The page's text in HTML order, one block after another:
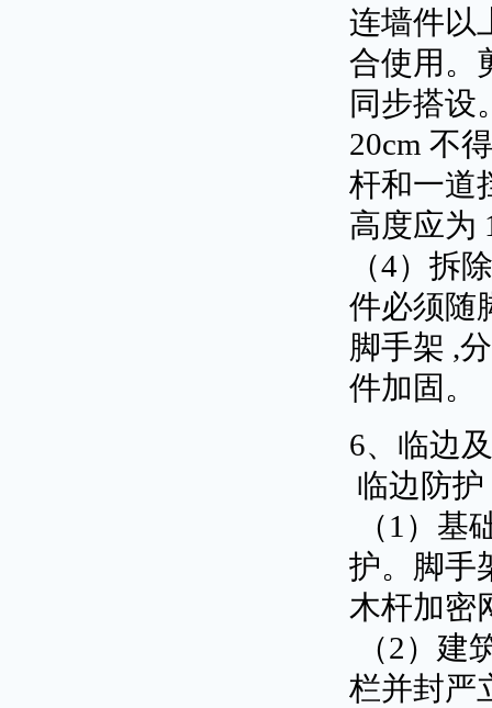
连墙件以
合使用。
同步搭设
20cm 不
杆和一道
高度应为
（4）拆
件必须随
脚手架 ,
件加固。
6、临边
临边防护
（1）基
护。脚手
木杆加密
（2）建
栏并封严